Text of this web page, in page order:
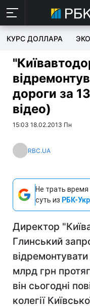
КУРС ДОЛЛАРА
дороги за
відео)
15:03 18.02.2013 Пн
RBC.UA
Не трать
суть из РБК-
Директор
Глинський
відремонтувати
млрд грн
він сьогодні
колегії